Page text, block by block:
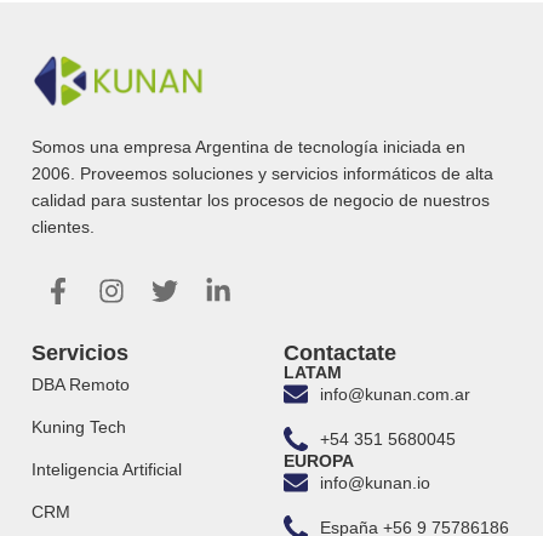
Somos una empresa Argentina de tecnología iniciada en
2006. Proveemos soluciones y servicios informáticos de alta
calidad para sustentar los procesos de negocio de nuestros
clientes.
Servicios
DBA Remoto
Kuning Tech
Inteligencia Artificial
CRM
Contactate
LATAM
info@kunan.com.ar
+54 351 5680045
EUROPA
info@kunan.io
España +56 9 75786186